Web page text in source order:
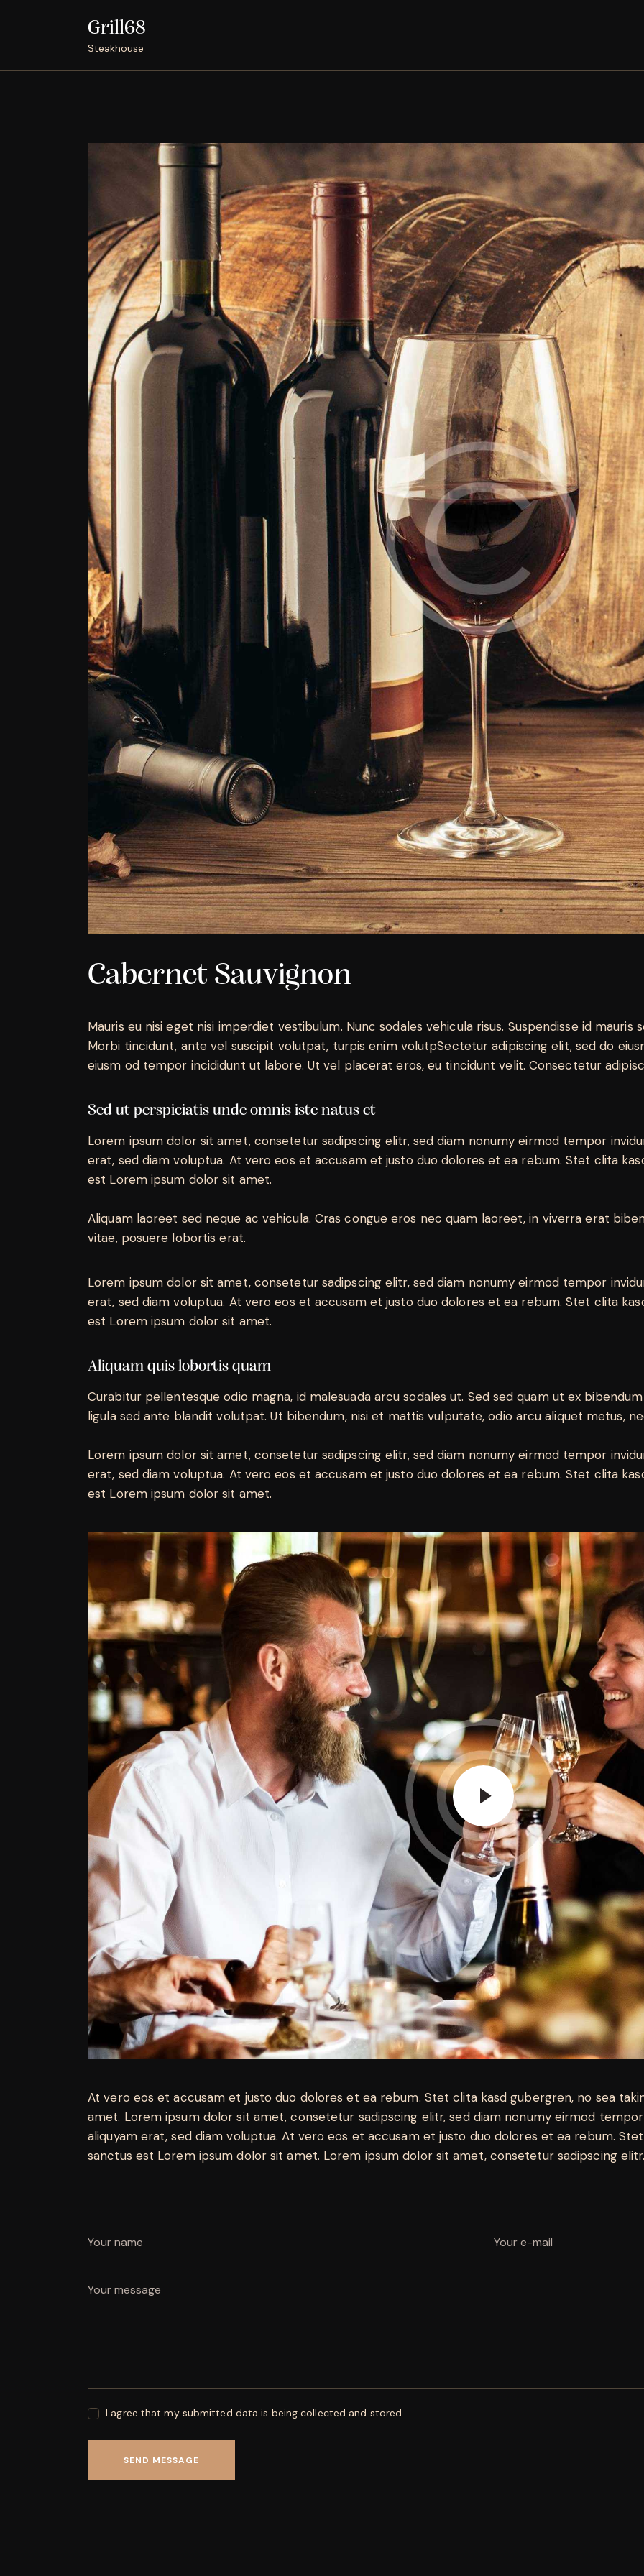
Grill68
Steakhouse
Cabernet Sauvignon
Mauris eu nisi eget nisi imperdiet vestibulum. Nunc sodales vehicula risus. Suspendisse id mauris
Morbi tincidunt, ante vel suscipit volutpat, turpis enim volutpSectetur adipiscing elit, sed do
eiusm od tempor incididunt ut labore. Ut vel placerat eros, eu tincidunt velit. Consectetur
Sed ut perspiciatis unde omnis iste natus et
Lorem ipsum dolor sit amet, consetetur sadipscing elitr, sed diam nonumy eirmod tempor
erat, sed diam voluptua. At vero eos et accusam et justo duo dolores et ea rebum. Stet clita
est Lorem ipsum dolor sit amet.
Aliquam laoreet sed neque ac vehicula. Cras congue eros nec quam laoreet, in viverra erat
vitae, posuere lobortis erat.
Lorem ipsum dolor sit amet, consetetur sadipscing elitr, sed diam nonumy eirmod tempor
erat, sed diam voluptua. At vero eos et accusam et justo duo dolores et ea rebum. Stet clita
est Lorem ipsum dolor sit amet.
Aliquam quis lobortis quam
Curabitur pellentesque odio magna, id malesuada arcu sodales ut. Sed sed quam ut ex
ligula sed ante blandit volutpat. Ut bibendum, nisi et mattis vulputate, odio arcu aliquet metus,
Lorem ipsum dolor sit amet, consetetur sadipscing elitr, sed diam nonumy eirmod tempor
erat, sed diam voluptua. At vero eos et accusam et justo duo dolores et ea rebum. Stet clita
est Lorem ipsum dolor sit amet.
At vero eos et accusam et justo duo dolores et ea rebum. Stet clita kasd gubergren, no sea
amet. Lorem ipsum dolor sit amet, consetetur sadipscing elitr, sed diam nonumy eirmod
aliquyam erat, sed diam voluptua. At vero eos et accusam et justo duo dolores et ea rebum.
sanctus est Lorem ipsum dolor sit amet. Lorem ipsum dolor sit amet, consetetur sadipscing
I agree that my submitted data is being collected and stored.
SEND MESSAGE